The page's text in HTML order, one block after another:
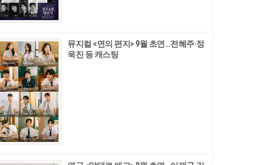
뮤지컬 <연의 편지> 9월 초연…전혜주·정
욱진 등 캐스팅